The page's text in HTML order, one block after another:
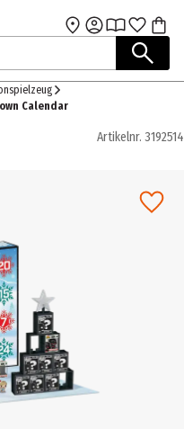
Hauptinhalt
Calendar
Artikelnr. 3192514